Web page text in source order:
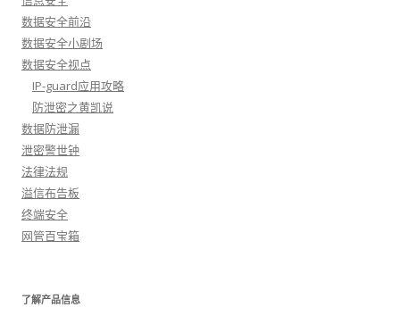
数据安全前沿
数据安全小剧场
数据安全视点
IP-guard应用攻略
防泄密之黄凯说
数据防泄漏
泄密警世钟
法律法规
溢信布告板
终端安全
网管百宝箱
了解产品信息